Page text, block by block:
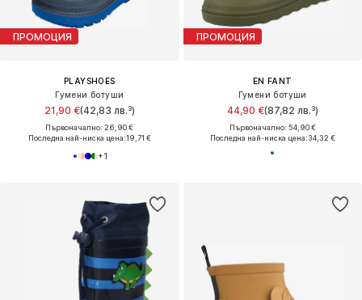
ПРОМОЦИЯ
PLAYSHOES
Гумени ботуши
21,90 €(42,83 лв.³)
Първоначално: 26,90 €
Последна най-ниска цена:19,71 €
+1
ПРОМОЦИЯ
EN FANT
Гумени ботуши
44,90 €(87,82 лв.³)
Първоначално: 54,90 €
Последна най-ниска цена:34,32 €